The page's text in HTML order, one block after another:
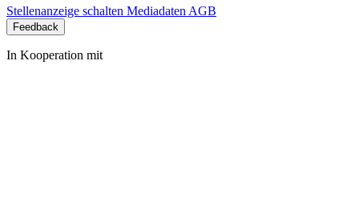
Stellenanzeige schalten Mediadaten AGB
Feedback
In Kooperation mit